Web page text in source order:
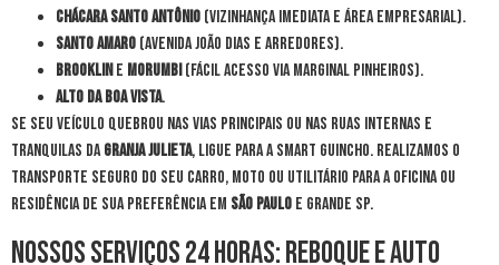
Chácara Santo Antônio (Vizinhança imediata e área empresarial).
Santo Amaro (Avenida João Dias e arredores).
Brookline Morumbi(Fácil acesso via Marginal Pinheiros).
Alto da Boa Vista.
Se seu veículo quebrou nas vias principais ou nas ruas internas e
tranquilas daGranja Julieta, ligue para a Smart Guincho. Realizamos o
transporte seguro do seu carro, moto ou utilitário para a oficina ou
residência de sua preferência em São Paulo e Grande SP.
Nossos Serviços 24 Horas: Reboque e Auto